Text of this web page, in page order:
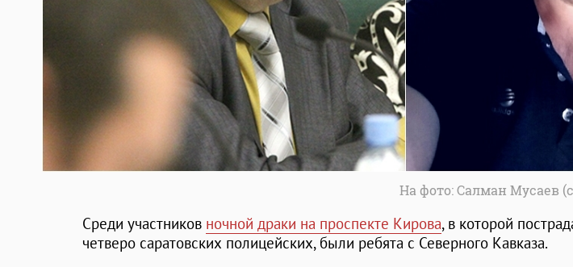
На фото: Салман Мусаев
Среди участников ночной драки на проспекте Кирова, в которой
четверо саратовских полицейских, были ребята с Северного Кавказа.